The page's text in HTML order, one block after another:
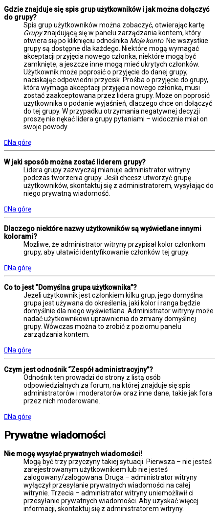
Gdzie znajduje się spis grup użytkowników i jak można dołączyć
do grupy?
Spis grup użytkowników można zobaczyć, otwierając kartę
Grupyznajdującą się w panelu zarządzania kontem, który
otwiera się po kliknięciu odnośnika Moje konto. Nie wszystkie
grupy są dostępne dla każdego. Niektóre mogą wymagać
akceptacji przyjęcia nowego członka, niektóre mogą być
zamknięte, a jeszcze inne mogą mieć ukrytych członków.
Użytkownik może poprosić o przyjęcie do danej grupy,
naciskając odpowiedni przycisk. Prośba o przyjęcie do grupy,
która wymaga akceptacji przyjęcia nowego członka, musi
zostać zaakceptowana przez lidera grupy. Może on poprosić
użytkownika o podanie wyjaśnień, dlaczego chce on dołączyć
do tej grupy. W przypadku otrzymania negatywnej decyzji
proszę nie nękać lidera grupy pytaniami – widocznie miał on
swoje powody.
Na górę
W jaki sposób można zostać liderem grupy?
Lidera grupy zazwyczaj mianuje administrator witryny
podczas tworzenia grupy. Jeśli chcesz utworzyć grupę
użytkowników, skontaktuj się z administratorem, wysyłając do
niego prywatną wiadomość.
Na górę
Dlaczego niektóre nazwy użytkowników są wyświetlane innymi
kolorami?
Możliwe, że administrator witryny przypisał kolor członkom
grupy, aby ułatwić identyfikowanie członków tej grupy.
Na górę
Co to jest “Domyślna grupa użytkownika”?
Jeżeli użytkownik jest członkiem kilku grup, jego domyślna
grupa jest używana do określenia, jaki kolor i ranga będzie
domyślnie dla niego wyświetlana. Administrator witryny może
nadać użytkownikowi uprawnienia do zmiany domyślnej
grupy. Wówczas można to zrobić z poziomu panelu
zarządzania kontem.
Na górę
Czym jest odnośnik “Zespół administracyjny”?
Odnośnik ten prowadzi do strony z listą osób
odpowiedzialnych za forum, na której znajduje się spis
administratorów i moderatorów oraz inne dane, takie jak fora
przez nich moderowane.
Na górę
Prywatne wiadomości
Nie mogę wysyłać prywatnych wiadomości!
Mogą być trzy przyczyny takiej sytuacji. Pierwsza – nie jesteś
zarejestrowanym użytkownikiem lub nie jesteś
zalogowany/zalogowana. Druga – administrator witryny
wyłączył przesyłanie prywatnych wiadomości na całej
witrynie. Trzecia – administrator witryny uniemożliwił ci
przesyłanie prywatnych wiadomości. Aby uzyskać więcej
informacji, skontaktuj się z administratorem witryny.